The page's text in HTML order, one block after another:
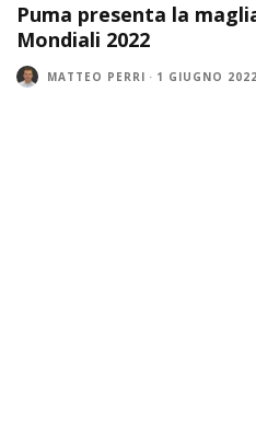
Puma presenta la
Mondiali 2022
MATTEO PERRI · 1 GIUGNO 2022